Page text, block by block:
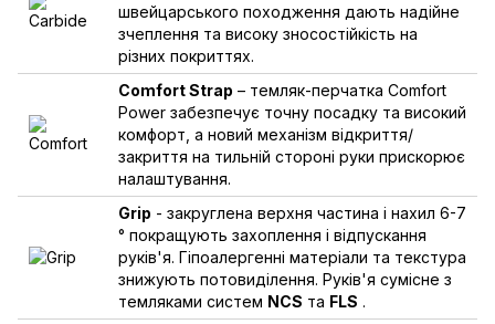
швейцарського походження дають надійне
зчеплення та високу зносостійкість на
різних покриттях.
Comfort Strap – темляк-перчатка Comfort
Power забезпечує точну посадку та високий
комфорт, а новий механізм відкриття/
закриття на тильній стороні руки прискорює
налаштування.
Grip - закруглена верхня частина і нахил 6-7
° покращують захоплення і відпускання
руків'я. Гіпоалергенні матеріали та текстура
знижують потовиділення. Руків'я сумісне з
темляками систем NCS та FLS .